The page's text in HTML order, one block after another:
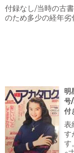
付録なし/当時の古
のため多少の経年劣
明
号
付
表
す
す。